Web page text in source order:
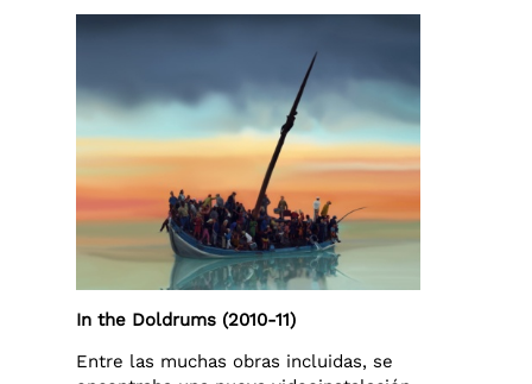
In the Doldrums (2010-11)
Entre las muchas obras incluidas, se